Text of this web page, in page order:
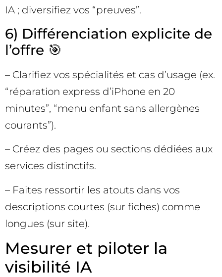
IA ; diversifiez vos “preuves”.
6) Différenciation explicite de
l’offre 🎯
– Clarifiez vos spécialités et cas d’usage (ex.
“réparation express d’iPhone en 20
minutes”, “menu enfant sans allergènes
courants”).
– Créez des pages ou sections dédiées aux
services distinctifs.
– Faites ressortir les atouts dans vos
descriptions courtes (sur fiches) comme
longues (sur site).
Mesurer et piloter la
visibilité IA